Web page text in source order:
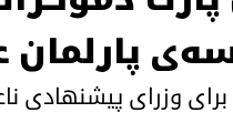
پارلمان
وزرای پیشنهادی